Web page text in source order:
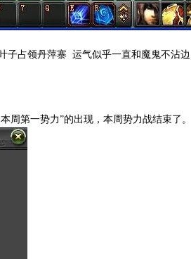
子占领丹萍寨 运气似乎一直和魔鬼不沾
周第一势力”的出现，本周势力战结束了。